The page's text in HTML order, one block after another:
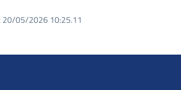
20/05/2026 10:25.11